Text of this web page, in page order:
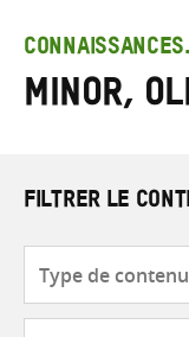
Minor,
FILTRER LE